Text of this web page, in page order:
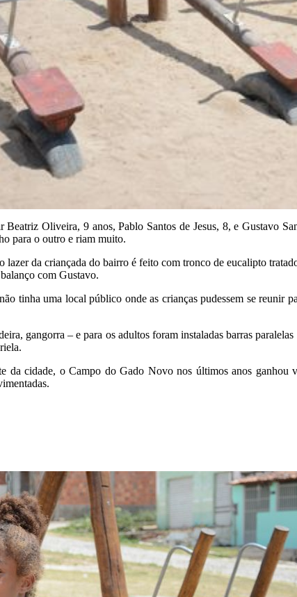
Beatriz Oliveira, 9 anos, Pablo Santos de Jesus, 8, e Gustavo
para o outro e riam muito.
lazer da criançada do bairro é feito com tronco de eucalipto
com Gustavo.
tinha uma local público onde as crianças pudessem se reunir
gangorra – e para os adultos foram instaladas barras
da cidade, o Campo do Gado Novo nos últimos anos